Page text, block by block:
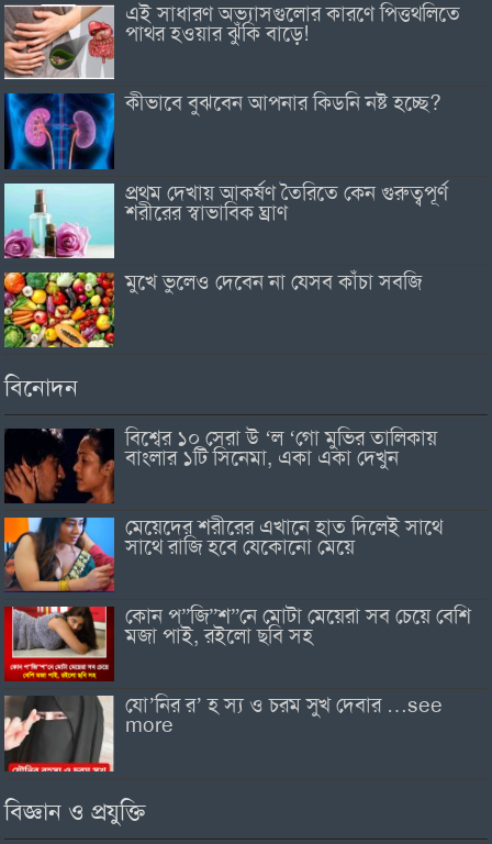
এই সাধারণ অভ্যাসগুলোর কারণে পিত্তথলিতে
পাথর হওয়ার ঝুঁকি বাড়ে!
কীভাবে বুঝবেন আপনার কিডনি নষ্ট হচ্ছে?
প্রথম দেখায় আকর্ষণ তৈরিতে কেন গুরুত্বপূর্ণ
শরীরের স্বাভাবিক ঘ্রাণ
মুখে ভুলেও দেবেন না যেসব কাঁচা সবজি
বিনোদন
বিশ্বের ১০ সেরা উ ‘ল ‘গো মুভির তালিকায়
বাংলার ১টি সিনেমা, একা একা দেখুন
মেয়েদের শরীরের এখানে হাত দিলেই সাথে
সাথে রাজি হবে যেকোনো মেয়ে
কোন প”জি”শ”নে মোটা মেয়েরা সব চেয়ে বেশি
মজা পাই, রইলো ছবি সহ
যো’নির র’ হ স্য ও চরম সুখ দেবার …see
more
বিজ্ঞান ও প্রযুক্তি